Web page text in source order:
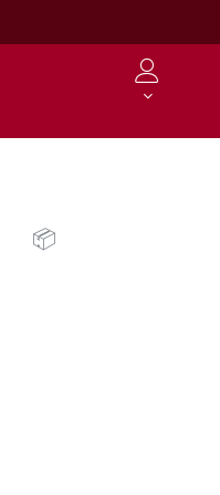
📦